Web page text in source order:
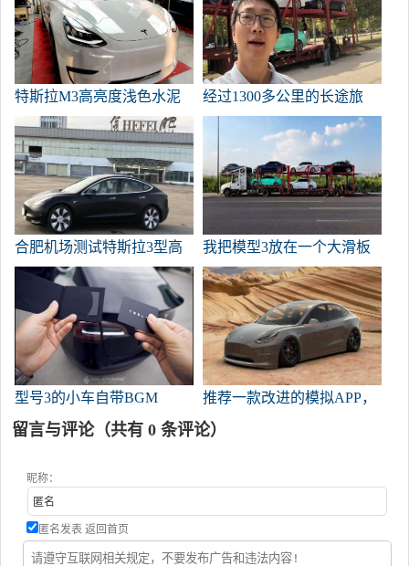
特斯拉M3高亮度浅色水泥
灰转换成大块，低调又不失
质感，并附有贴膜工艺视
频。
经过1300多公里的长途旅
行，模型3到达了秦皇岛首
钢赛车场。
合肥机场测试特斯拉3型高
性能原车100公里制动距离
36.78米
我把模型3放在一个大滑板
车上，用于快速四轮驱动直
道比赛。
型号3的小车自带BGM
推荐一款改进的模拟APP，
但它需要一点电力。
留言与评论（共有 0 条评论）
昵称：
匿名发表 返回首页